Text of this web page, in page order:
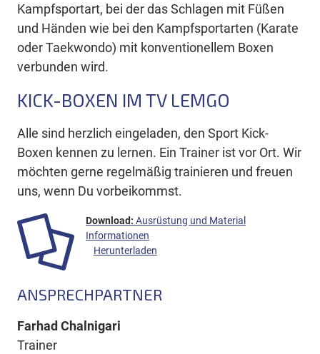
Kampfsportart, bei der das Schlagen mit Füßen
und Händen wie bei den Kampfsportarten (Karate
oder Taekwondo) mit konventionellem Boxen
verbunden wird.
KICK-BOXEN IM TV LEMGO
Alle sind herzlich eingeladen, den Sport Kick-
Boxen kennen zu lernen. Ein Trainer ist vor Ort. Wir
möchten gerne regelmäßig trainieren und freuen
uns, wenn Du vorbeikommst.
Ausrüstung und Material
Informationen
Herunterladen
ANSPRECHPARTNER
Farhad Chalnigari
Trainer